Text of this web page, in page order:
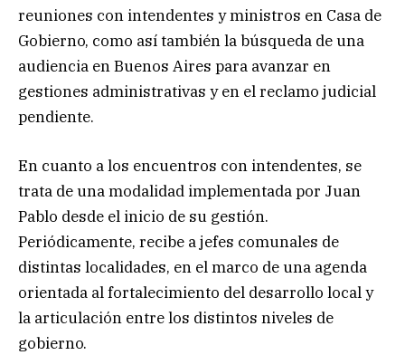
reuniones con intendentes y ministros en Casa de
Gobierno, como así también la búsqueda de una
audiencia en Buenos Aires para avanzar en
gestiones administrativas y en el reclamo judicial
pendiente.
En cuanto a los encuentros con intendentes, se
trata de una modalidad implementada por Juan
Pablo desde el inicio de su gestión.
Periódicamente, recibe a jefes comunales de
distintas localidades, en el marco de una agenda
orientada al fortalecimiento del desarrollo local y
la articulación entre los distintos niveles de
gobierno.